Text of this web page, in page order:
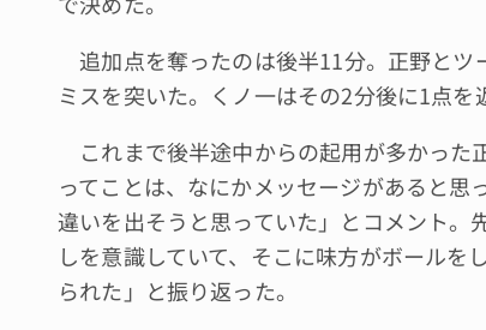
追加点を奪ったのは後半11分。正野とツ
ミスを突いた。くノ一はその2分後に1点を
これまで後半途中からの起用が多かった
ってことは、なにかメッセージがあると
違いを出そうと思っていた」とコメント。
しを意識していて、そこに味方がボールを
られた」と振り返った。